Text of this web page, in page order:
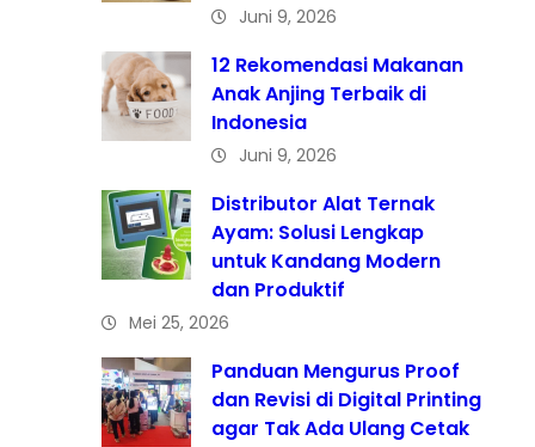
Juni 9, 2026
12 Rekomendasi Makanan
Anak Anjing Terbaik di
Indonesia
Juni 9, 2026
Distributor Alat Ternak
Ayam: Solusi Lengkap
untuk Kandang Modern
dan Produktif
Mei 25, 2026
Panduan Mengurus Proof
dan Revisi di Digital Printing
agar Tak Ada Ulang Cetak